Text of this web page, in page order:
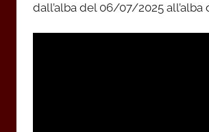
dall’alba del 06/07/2025